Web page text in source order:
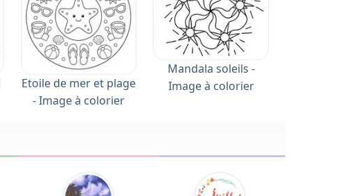
Etoile de mer et plage
- Image à colorier
Mandala soleils -
Image à colorier